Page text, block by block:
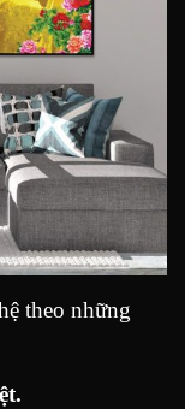
theo những